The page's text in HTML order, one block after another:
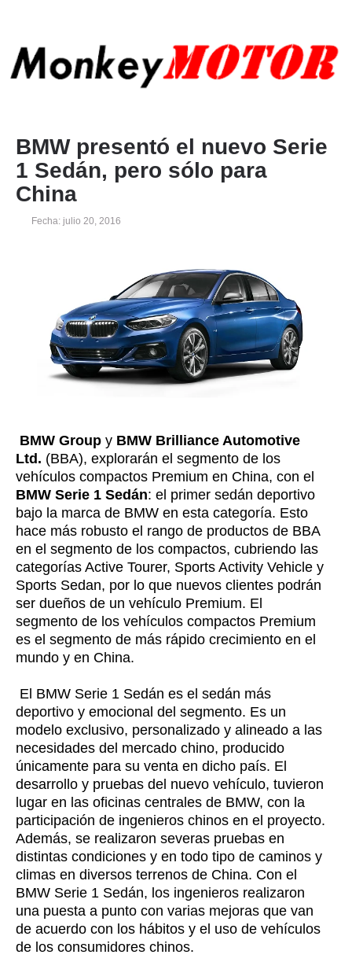
BMW presentó el nuevo Serie
1 Sedán, pero sólo para
China
Fecha: julio 20, 2016
BMW Group y BMW Brilliance Automotive
Ltd. (BBA), explorarán el segmento de los
vehículos compactos Premium en China, con el
BMW Serie 1 Sedán: el primer sedán deportivo
bajo la marca de BMW en esta categoría. Esto
hace más robusto el rango de productos de BBA
en el segmento de los compactos, cubriendo las
categorías Active Tourer, Sports Activity Vehicle y
Sports Sedan, por lo que nuevos clientes podrán
ser dueños de un vehículo Premium. El
segmento de los vehículos compactos Premium
es el segmento de más rápido crecimiento en el
mundo y en China.
El BMW Serie 1 Sedán es el sedán más
deportivo y emocional del segmento. Es un
modelo exclusivo, personalizado y alineado a las
necesidades del mercado chino, producido
únicamente para su venta en dicho país. El
desarrollo y pruebas del nuevo vehículo, tuvieron
lugar en las oficinas centrales de BMW, con la
participación de ingenieros chinos en el proyecto.
Además, se realizaron severas pruebas en
distintas condiciones y en todo tipo de caminos y
climas en diversos terrenos de China. Con el
BMW Serie 1 Sedán, los ingenieros realizaron
una puesta a punto con varias mejoras que van
de acuerdo con los hábitos y el uso de vehículos
de los consumidores chinos.